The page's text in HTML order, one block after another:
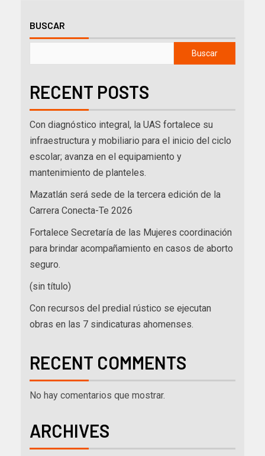
BUSCAR
Buscar
RECENT POSTS
Con diagnóstico integral, la UAS fortalece su
infraestructura y mobiliario para el inicio del ciclo
escolar; avanza en el equipamiento y
mantenimiento de planteles.
Mazatlán será sede de la tercera edición de la
Carrera Conecta-Te 2026
Fortalece Secretaría de las Mujeres coordinación
para brindar acompañamiento en casos de aborto
seguro.
(sin título)
Con recursos del predial rústico se ejecutan
obras en las 7 sindicaturas ahomenses.
RECENT COMMENTS
No hay comentarios que mostrar.
ARCHIVES